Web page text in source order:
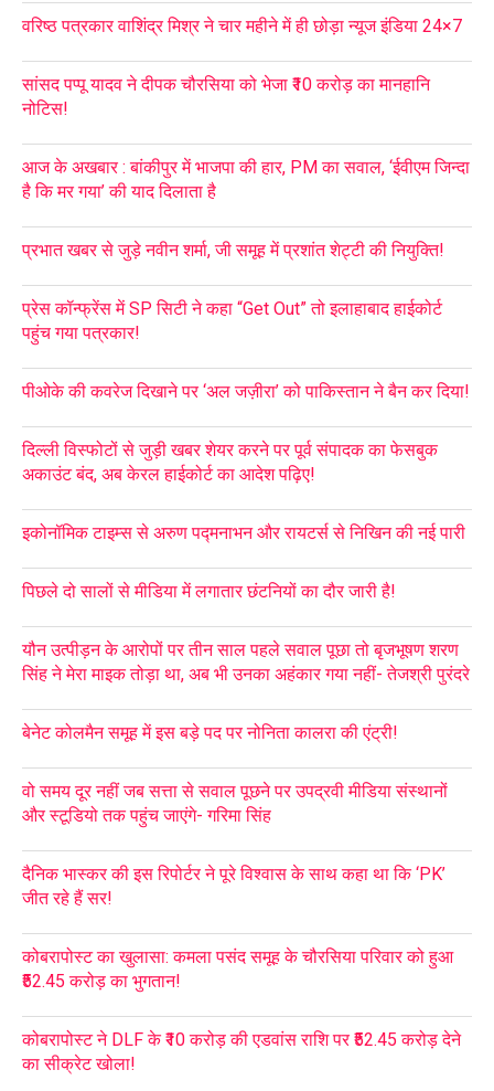
वरिष्ठ पत्रकार वाशिंद्र मिश्र ने चार महीने में ही छोड़ा न्यूज इंडिया 24×7
सांसद पप्पू यादव ने दीपक चौरसिया को भेजा ₹10 करोड़ का मानहानि
नोटिस!
आज के अखबार : बांकीपुर में भाजपा की हार, PM का सवाल, ‘ईवीएम जिन्दा
है कि मर गया’ की याद दिलाता है
प्रभात खबर से जुड़े नवीन शर्मा, जी समूह में प्रशांत शेट्टी की नियुक्ति!
प्रेस कॉन्फ्रेंस में SP सिटी ने कहा “Get Out” तो इलाहाबाद हाईकोर्ट
पहुंच गया पत्रकार!
पीओके की कवरेज दिखाने पर ‘अल जज़ीरा’ को पाकिस्तान ने बैन कर दिया!
दिल्ली विस्फोटों से जुड़ी खबर शेयर करने पर पूर्व संपादक का फेसबुक
अकाउंट बंद, अब केरल हाईकोर्ट का आदेश पढ़िए!
इकोनॉमिक टाइम्स से अरुण पद्मनाभन और रायटर्स से निखिन की नई पारी
पिछले दो सालों से मीडिया में लगातार छंटनियों का दौर जारी है!
यौन उत्पीड़न के आरोपों पर तीन साल पहले सवाल पूछा तो बृजभूषण शरण
सिंह ने मेरा माइक तोड़ा था, अब भी उनका अहंकार गया नहीं- तेजश्री पुरंदरे
बेनेट कोलमैन समूह में इस बड़े पद पर नोनिता कालरा की एंट्री!
वो समय दूर नहीं जब सत्ता से सवाल पूछने पर उपद्रवी मीडिया संस्थानों
और स्टूडियो तक पहुंच जाएंगे- गरिमा सिंह
दैनिक भास्कर की इस रिपोर्टर ने पूरे विश्वास के साथ कहा था कि ‘PK’
जीत रहे हैं सर!
कोबरापोस्ट का खुलासा: कमला पसंद समूह के चौरसिया परिवार को हुआ
₹52.45 करोड़ का भुगतान!
कोबरापोस्ट ने DLF के ₹10 करोड़ की एडवांस राशि पर ₹52.45 करोड़ देने
का सीक्रेट खोला!